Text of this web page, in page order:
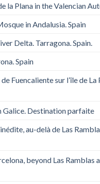
la Plana in the Valencian
in Andalusia. Spain
Delta. Tarragona. Spain.
Spain
de Fuencaliente sur l’île de
Galice. Destination parfaite
au-delà de Las
​​beyond Las Ramblas